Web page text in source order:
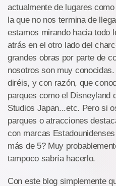
actualmente de lugares
la que no nos termina de
estamos mirando hacia todo
atrás en el otro lado del
grandes obras por parte de
nosotros son muy
diréis, y con razón, que
parques como el Disneyland
Studios Japan...etc. Pero si
parques o atracciones
con marcas
más de 5? Muy
tampoco sabría hacerlo.
Con este blog simplemente